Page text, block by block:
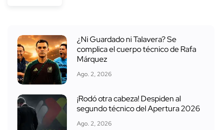
¿Ni Guardado ni Talavera? Se
complica el cuerpo técnico de Rafa
Márquez
Ago. 2, 2026
¡Rodó otra cabeza! Despiden al
segundo técnico del Apertura 2026
Ago. 2, 2026